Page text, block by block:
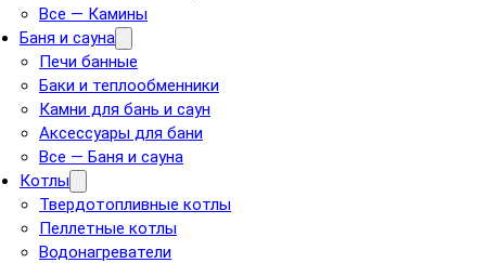
Все — Камины
Баня и сауна
Печи банные
Баки и теплообменники
Камни для бань и саун
Аксессуары для бани
Все — Баня и сауна
Котлы
Твердотопливные котлы
Пеллетные котлы
Водонагреватели